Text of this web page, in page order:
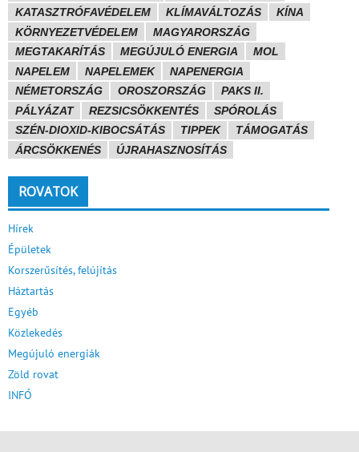
KATASZTRÓFAVÉDELEM
KLÍMAVÁLTOZÁS
KÍNA
KÖRNYEZETVÉDELEM
MAGYARORSZÁG
MEGTAKARÍTÁS
MEGÚJULÓ ENERGIA
MOL
NAPELEM
NAPELEMEK
NAPENERGIA
NÉMETORSZÁG
OROSZORSZÁG
PAKS II.
PÁLYÁZAT
REZSICSÖKKENTÉS
SPÓROLÁS
SZÉN-DIOXID-KIBOCSÁTÁS
TIPPEK
TÁMOGATÁS
ÁRCSÖKKENÉS
ÚJRAHASZNOSÍTÁS
ROVATOK
Hírek
Épületek
Korszerűsítés, felújítás
Háztartás
Egyéb
Közlekedés
Megújuló energiák
Zöld rovat
INFÓ